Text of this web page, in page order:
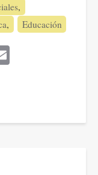
Educación